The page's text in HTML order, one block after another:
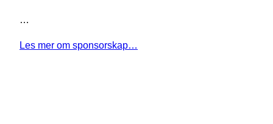
…
Les mer om sponsorskap…